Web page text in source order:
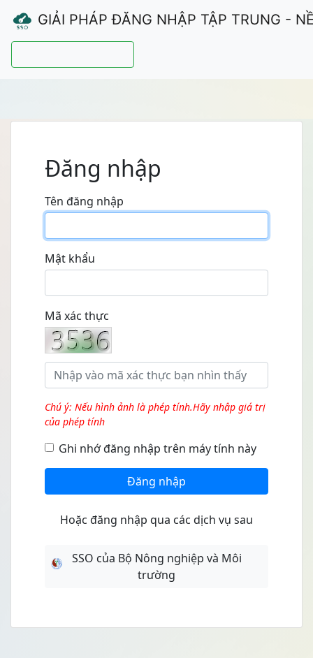
GIẢI PHÁP ĐĂNG NHẬP TẬP TRUNG -
Đăng nhập
Tên đăng nhập
Mật khẩu
Mã xác thực
Chú ý: Nếu hình ảnh là phép tính.Hãy nhập giá trị
của phép tính
Ghi nhớ đăng nhập trên máy tính này
Đăng nhập
Hoặc đăng nhập qua các dịch vụ sau
SSO của Bộ Nông nghiệp và Môi
trường